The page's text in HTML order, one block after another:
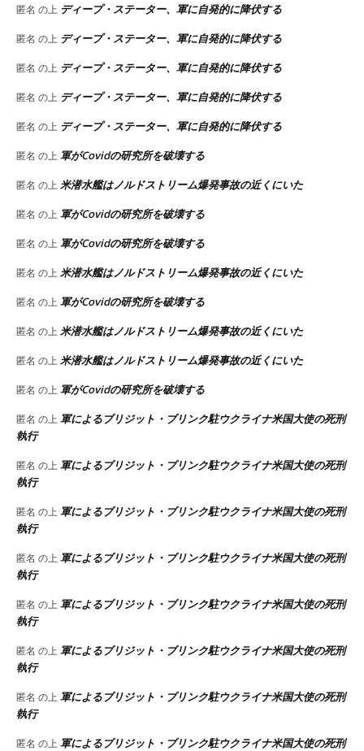
匿名 の上 ディープ・ステーター、軍に自発的に降伏する
匿名 の上 ディープ・ステーター、軍に自発的に降伏する
匿名 の上 ディープ・ステーター、軍に自発的に降伏する
匿名 の上 ディープ・ステーター、軍に自発的に降伏する
匿名 の上 ディープ・ステーター、軍に自発的に降伏する
匿名 の上 軍がCovidの研究所を破壊する
匿名 の上 米潜水艦はノルドストリーム爆発事故の近くにいた
匿名 の上 軍がCovidの研究所を破壊する
匿名 の上 軍がCovidの研究所を破壊する
匿名 の上 米潜水艦はノルドストリーム爆発事故の近くにいた
匿名 の上 軍がCovidの研究所を破壊する
匿名 の上 米潜水艦はノルドストリーム爆発事故の近くにいた
匿名 の上 米潜水艦はノルドストリーム爆発事故の近くにいた
匿名 の上 軍がCovidの研究所を破壊する
匿名 の上 軍によるブリジット・ブリンク駐ウクライナ米国大使の死刑
執行
匿名 の上 軍によるブリジット・ブリンク駐ウクライナ米国大使の死刑
執行
匿名 の上 軍によるブリジット・ブリンク駐ウクライナ米国大使の死刑
執行
匿名 の上 軍によるブリジット・ブリンク駐ウクライナ米国大使の死刑
執行
匿名 の上 軍によるブリジット・ブリンク駐ウクライナ米国大使の死刑
執行
匿名 の上 軍によるブリジット・ブリンク駐ウクライナ米国大使の死刑
執行
匿名 の上 軍によるブリジット・ブリンク駐ウクライナ米国大使の死刑
執行
匿名 の上 軍によるブリジット・ブリンク駐ウクライナ米国大使の死刑